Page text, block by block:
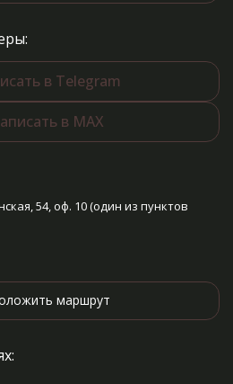
в Telegram
в MAX
54, оф. 10 (один из пунктов
маршрут